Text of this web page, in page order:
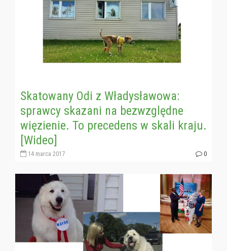
Skatowany Odi z Władysławowa:
sprawcy skazani na bezwzględne
więzienie. To precedens w skali kraju.
[Wideo]
14 marca 2017 0